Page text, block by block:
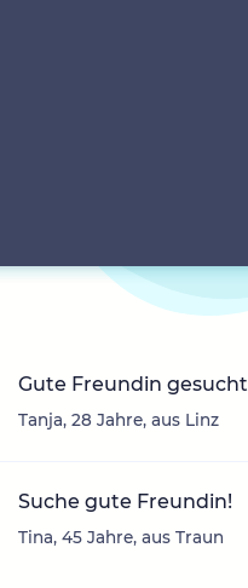
Gute Freundin gesucht
Tanja, 28 Jahre, aus Linz
Suche gute Freundin!
Tina, 45 Jahre, aus Traun